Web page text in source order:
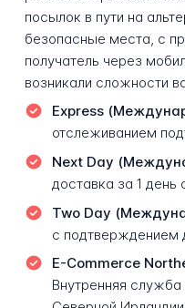
посылок в пути на
безопасные места, с
получатель через
возникали сложности
Express
отслеживанием
Next Day
доставка за 1
Two Day
с подтверждением
E-Commerce
Внутренняя служба